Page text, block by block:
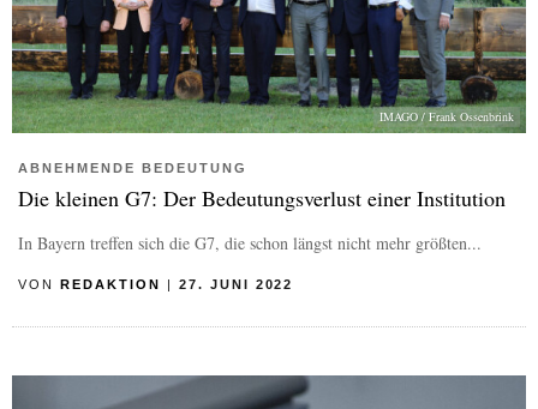
IMAGO / Frank Ossenbrink
ABNEHMENDE BEDEUTUNG
Die kleinen G7: Der Bedeutungsverlust einer Institution
In Bayern treffen sich die G7, die schon längst nicht mehr größten...
VON REDAKTION | 27. JUNI 2022